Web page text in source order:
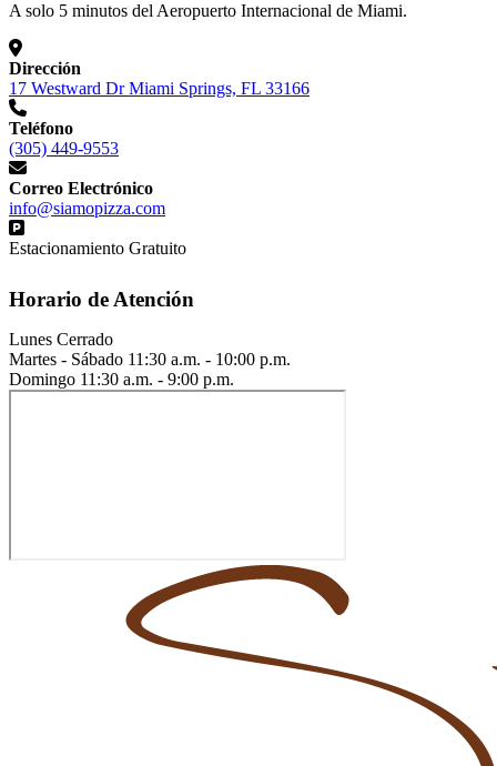
A solo 5 minutos del Aeropuerto Internacional de Miami.
Dirección
17 Westward Dr Miami Springs, FL 33166
Teléfono
(305) 449-9553
Correo Electrónico
info@siamopizza.com
Estacionamiento Gratuito
Horario de Atención
Lunes Cerrado
Martes - Sábado 11:30 a.m. - 10:00 p.m.
Domingo 11:30 a.m. - 9:00 p.m.